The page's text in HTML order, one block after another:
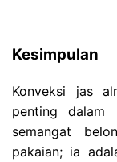
Kesimpulan
Konveksi jas
penting dalam
semangat
pakaian; ia